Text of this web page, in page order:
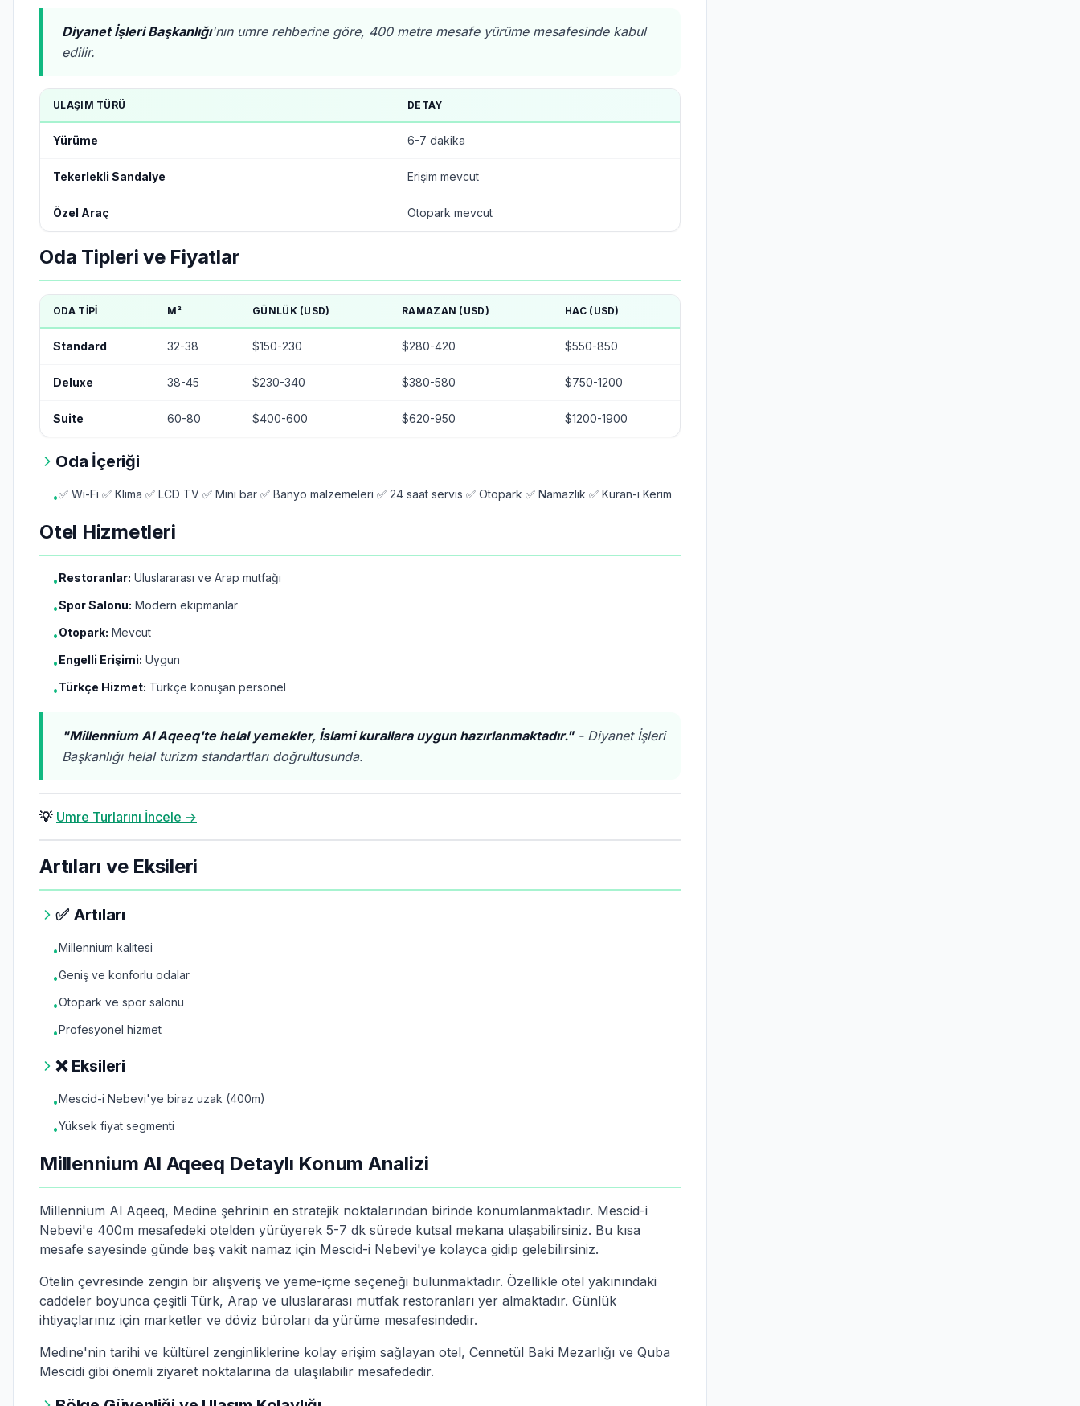
Diyanet İşleri Başkanlığı'nın umre rehberine göre, 400 metre mesafe yürüme mesafesinde kabul
edilir.
ULAŞIM TÜRÜ DETAY
Yürüme 6-7 dakika
Tekerlekli Sandalye Erişim mevcut
Özel Araç Otopark mevcut
Oda Tipleri ve Fiyatlar
ODA TIPI M² GÜNLÜK (USD) RAMAZAN (USD) HAC (USD)
Standard 32-38 $150-230 $280-420 $550-850
Deluxe 38-45 $230-340 $380-580 $750-1200
Suite 60-80 $400-600 $620-950 $1200-1900
Oda İçeriği
•✅ Wi-Fi ✅ Klima ✅ LCD TV ✅ Mini bar ✅ Banyo malzemeleri ✅ 24 saat servis ✅ Otopark ✅ Namazlık ✅ Kuran-ı Kerim
Otel Hizmetleri
•Restoranlar: Uluslararası ve Arap mutfağı
•Spor Salonu: Modern ekipmanlar
•Otopark: Mevcut
•Engelli Erişimi: Uygun
•Türkçe Hizmet: Türkçe konuşan personel
"Millennium Al Aqeeq'te helal yemekler, İslami kurallara uygun hazırlanmaktadır."- Diyanet İşleri
Başkanlığı helal turizm standartları doğrultusunda.
💡 Umre Turlarını İncele →
Artıları ve Eksileri
✅ Artıları
•Millennium kalitesi
•Geniş ve konforlu odalar
•Otopark ve spor salonu
•Profesyonel hizmet
❌ Eksileri
•Mescid-i Nebevi'ye biraz uzak (400m)
•Yüksek fiyat segmenti
Millennium Al Aqeeq Detaylı Konum Analizi
Millennium Al Aqeeq, Medine şehrinin en stratejik noktalarından birinde konumlanmaktadır. Mescid-i
Nebevi'e 400m mesafedeki otelden yürüyerek 5-7 dk sürede kutsal mekana ulaşabilirsiniz. Bu kısa
mesafe sayesinde günde beş vakit namaz için Mescid-i Nebevi'ye kolayca gidip gelebilirsiniz.
Otelin çevresinde zengin bir alışveriş ve yeme-içme seçeneği bulunmaktadır. Özellikle otel yakınındaki
caddeler boyunca çeşitli Türk, Arap ve uluslararası mutfak restoranları yer almaktadır. Günlük
ihtiyaçlarınız için marketler ve döviz büroları da yürüme mesafesindedir.
Medine'nin tarihi ve kültürel zenginliklerine kolay erişim sağlayan otel, Cennetül Baki Mezarlığı ve Quba
Mescidi gibi önemli ziyaret noktalarına da ulaşılabilir mesafededir.